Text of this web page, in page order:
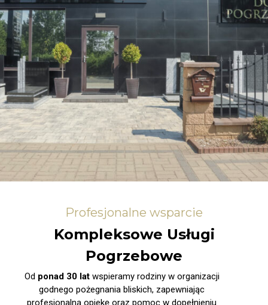
Profesjonalne wsparcie
Kompleksowe Usługi
Pogrzebowe
Od ponad 30 latwspieramy rodziny w organizacji
godnego pożegnania bliskich, zapewniając
profesjonalną opiekę oraz pomoc w dopełnieniu